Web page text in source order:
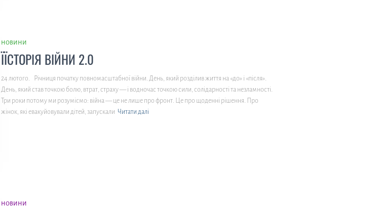
НОВИНИ
ЇЇСТОРІЯ ВІЙНИ 2.0
24 лютого. Річниця початку повномасштабної війни. День, який розділив життя на «до» і «після».
День, який став точкою болю, втрат, страху — і водночас точкою сили, солідарності та незламності.
Три роки потому ми розуміємо: війна — це не лише про фронт. Це про щоденні рішення. Про
жінок, які евакуйовували дітей, запускали Читати далі
НОВИНИ